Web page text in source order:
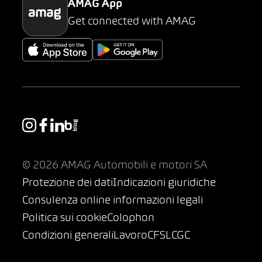
AMAG App
Get connected with AMAG
© 2026 AMAG Automobili e motori SA
Protezione dei datiIndicazioni giuridiche
Consulenza online informazioni legali
Politica sui cookieColophon
Condizioni generaliLavoroCFSLCGC